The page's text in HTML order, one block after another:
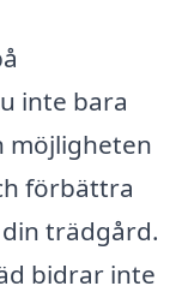
inte bara
möjligheten
förbättra
trädgård.
bidrar inte